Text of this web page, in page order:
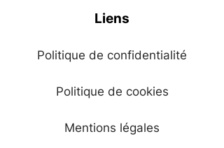
Liens
Politique de confidentialité
Politique de cookies
Mentions légales